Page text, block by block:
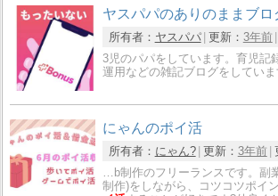
ヤスパパのありのままブロ
所有者： ヤスパパ 更新： 3年前
3児のパパをしています。育児記
運用などの雑記ブログをしていま
にゃんのポイ活
所有者： にゃん? 更新： 3年前
…b制作のフリーランスです。副
制作)をしながら、コツコツポイ